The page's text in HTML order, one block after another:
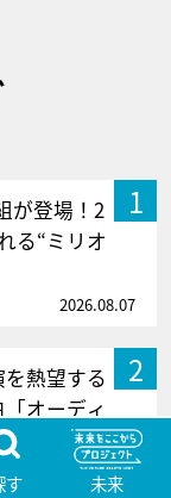
1
が登場！2
る“ミリオ
2026.08.07
2
熱望する
オーディ
2026.08.06
す 未来